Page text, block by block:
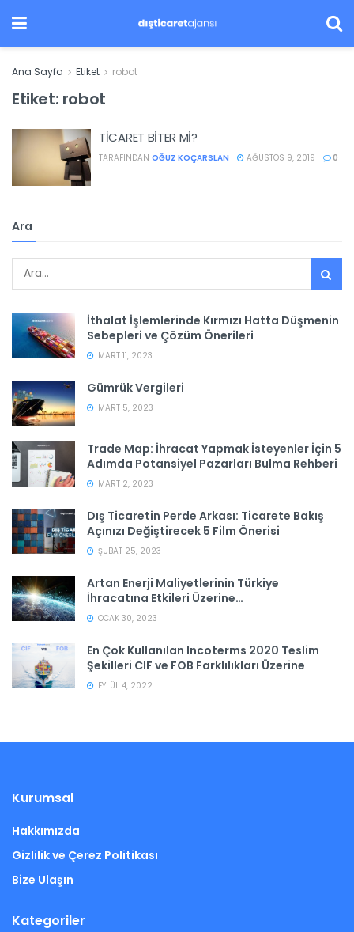
Ana Sayfa Etiket robot
Etiket: robot
TİCARET BİTER Mİ?
TARAFINDAN OĞUZ KOÇARSLAN AĞUSTOS 9, 2019 0
Ara
İthalat İşlemlerinde Kırmızı Hatta Düşmenin
Sebepleri ve Çözüm Önerileri
MART 11, 2023
Gümrük Vergileri
MART 5, 2023
Trade Map: İhracat Yapmak İsteyenler İçin 5
Adımda Potansiyel Pazarları Bulma Rehberi
MART 2, 2023
Dış Ticaretin Perde Arkası: Ticarete Bakış
Açınızı Değiştirecek 5 Film Önerisi
ŞUBAT 25, 2023
Artan Enerji Maliyetlerinin Türkiye
İhracatına Etkileri Üzerine…
OCAK 30, 2023
En Çok Kullanılan Incoterms 2020 Teslim
Şekilleri CIF ve FOB Farklılıkları Üzerine
EYLÜL 4, 2022
Kurumsal
Hakkımızda
Gizlilik ve Çerez Politikası
Bize Ulaşın
Kategoriler